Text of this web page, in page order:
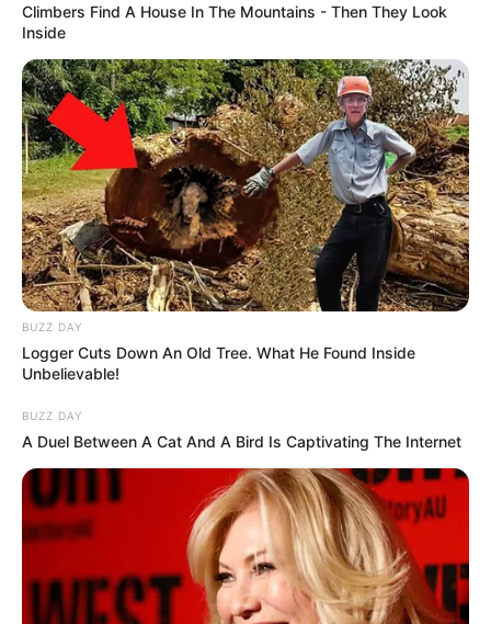
Szerző
More by Szerző
Post
navigation
Most jött a megrázó
hír: belehalt a
vérmérgezésbe a
csodálatos zenész
Majka nélkül vág bele
az új életébe: Majoros
Hajnalka 14 év után
hozott sorsfordító
döntést
Climbers Find A House In The Mountains - Then They Look
Inside
BUZZ DAY
Logger Cuts Down An Old Tree. What He Found Inside
Unbelievable!
BUZZ DAY
A Duel Between A Cat And A Bird Is Captivating The Internet